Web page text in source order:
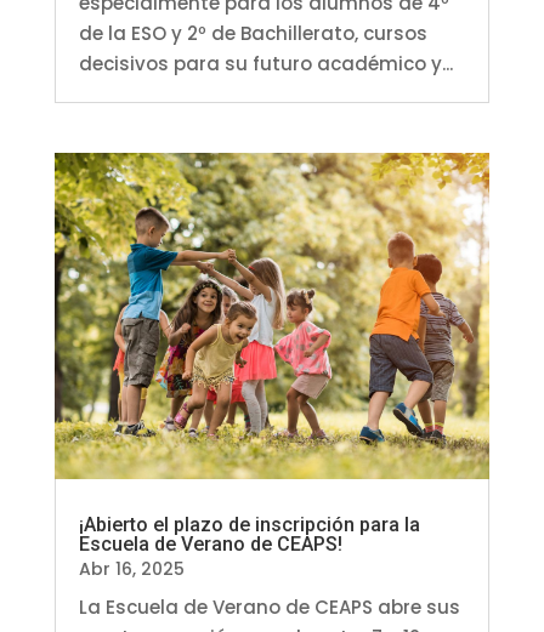
de la ESO y 2º de Bachillerato, cursos
decisivos para su futuro académico y...
¡Abierto el plazo de inscripción para la
Escuela de Verano de CEAPS!
Abr 16, 2025
La Escuela de Verano de CEAPS abre sus